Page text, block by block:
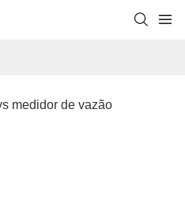
medidor de vazão